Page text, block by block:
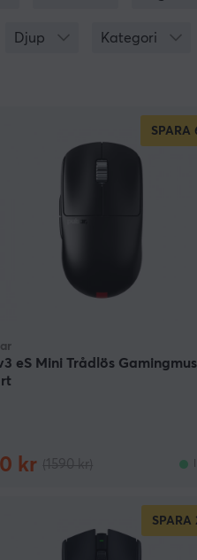
Djup Kategori
SPARA
eS Mini Trådlös
kr
SPARA